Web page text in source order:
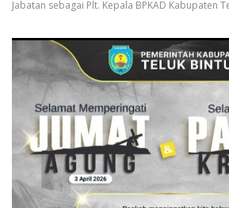
Jabatan sebagai Plt. Kepala BPKAD Kabupaten